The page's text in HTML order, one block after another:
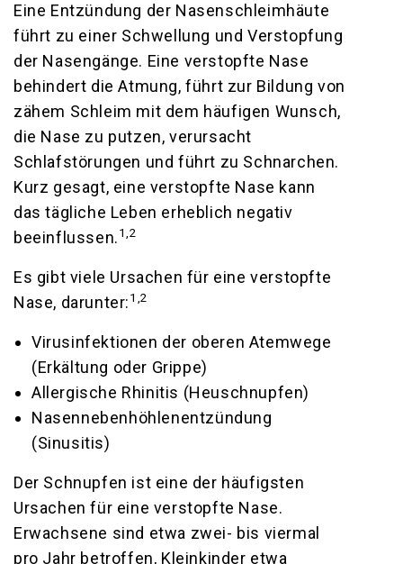
Eine Entzündung der Nasenschleimhäute
führt zu einer Schwellung und Verstopfung
der Nasengänge. Eine verstopfte Nase
behindert die Atmung, führt zur Bildung von
zähem Schleim mit dem häufigen Wunsch,
die Nase zu putzen, verursacht
Schlafstörungen und führt zu Schnarchen.
Kurz gesagt, eine verstopfte Nase kann
das tägliche Leben erheblich negativ
beeinflussen.1,2
Es gibt viele Ursachen für eine verstopfte
Nase, darunter:1,2
Virusinfektionen der oberen Atemwege
(Erkältung oder Grippe)
Allergische Rhinitis (Heuschnupfen)
Nasennebenhöhlenentzündung
(Sinusitis)
Der Schnupfen ist eine der häufigsten
Ursachen für eine verstopfte Nase.
Erwachsene sind etwa zwei- bis viermal
pro Jahr betroffen, Kleinkinder etwa